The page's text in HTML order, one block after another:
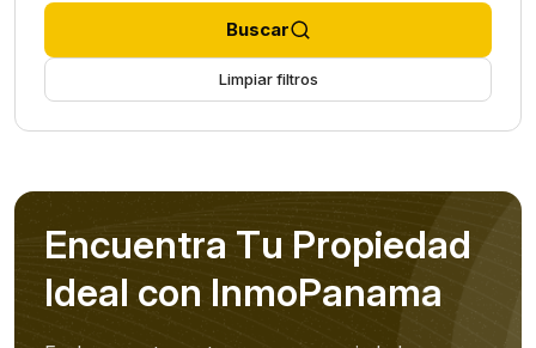
Buscar
Limpiar filtros
Encuentra Tu Propiedad
Ideal con InmoPanama